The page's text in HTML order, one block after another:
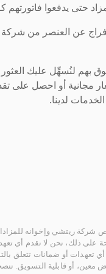
حتى يدفعوا فاتورتهم
عن العنصر من
بهم لنُسهِّل عليك
مجانية أو احصل على
لدينا.
شركة ريتشي وإخوانه
ذلك، نحن لا نقدم أي
تعهدات أو ضمانات تتعلق
معين، أو قابلية